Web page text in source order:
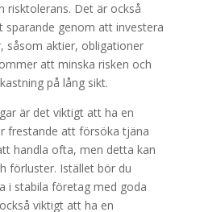
risktolerans. Det är också
genom att investera
såsom aktier, obligationer
att minska risken och
på lång sikt.
är det viktigt att ha en
frestande att försöka tjäna
handla ofta, men detta kan
förluster. Istället bör du
i stabila företag med goda
viktigt att ha en